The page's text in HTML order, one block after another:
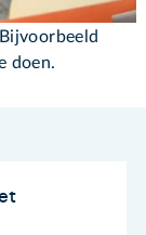
doen.